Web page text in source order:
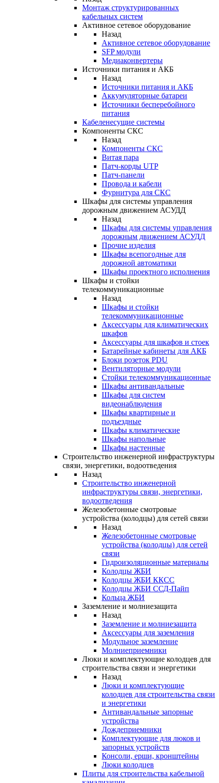
Монтаж структурированных
кабельных систем
Активное сетевое оборудование
Назад
Активное сетевое оборудование
SFP модули
Медиаконвертеры
Источники питания и АКБ
Назад
Источники питания и АКБ
Аккумуляторные батареи
Источники бесперебойного
питания
Кабеленесущие системы
Компоненты СКС
Назад
Компоненты СКС
Витая пара
Патч-корды UTP
Патч-панели
Провода и кабели
Фурнитура для СКС
Шкафы для системы управления
дорожным движением АСУДД
Назад
Шкафы для системы управления
дорожным движением АСУДД
Прочие изделия
Шкафы всепогодные для
дорожной автоматики
Шкафы проектного исполнения
Шкафы и стойки
телекоммуникационные
Назад
Шкафы и стойки
телекоммуникационные
Аксессуары для климатических
шкафов
Аксессуары для шкафов и стоек
Батарейные кабинеты для АКБ
Блоки розеток PDU
Вентиляторные модули
Стойки телекоммуникационные
Шкафы антивандальные
Шкафы для систем
видеонаблюдения
Шкафы квартирные и
подъездные
Шкафы климатические
Шкафы напольные
Шкафы настенные
Строительство инженерной инфраструктуры
связи, энергетики, водоотведения
Назад
Строительство инженерной
инфраструктуры связи, энергетики,
водоотведения
Железобетонные смотровые
устройства (колодцы) для сетей связи
Назад
Железобетонные смотровые
устройства (колодцы) для сетей
связи
Гидроизоляционные материалы
Колодцы ЖБИ
Колодцы ЖБИ ККСС
Колодцы ЖБИ ССД-Пайп
Кольца ЖБИ
Заземление и молниезащита
Назад
Заземление и молниезащита
Аксессуары для заземления
Модульное заземление
Молниеприемники
Люки и комплектующие колодцев для
строительства связи и энергетики
Назад
Люки и комплектующие
колодцев для строительства связи
и энергетики
Антивандальные запорные
устройства
Дождеприемники
Комплектующие для люков и
запорных устройств
Консоли, ерши, кронштейны
Люки колодцев
Плиты для строительства кабельной